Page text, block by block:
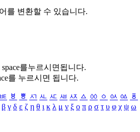
를 변환할 수 있습니다.
를누르시면됩니다.
를 누르시면 됩니다.
ㅷ ㅸ ㅹ ㅺ ㅻ ㅼ ㅽ ㅾ ㅿ ㆀ ㆁ ㆂ ㆃ ㆄ
β γ δ ε ζ η θ ι κ λ μ ν ξ ο π ρ σ τ υ φ χ ψ ω